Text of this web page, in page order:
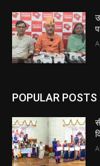
POPULAR POSTS